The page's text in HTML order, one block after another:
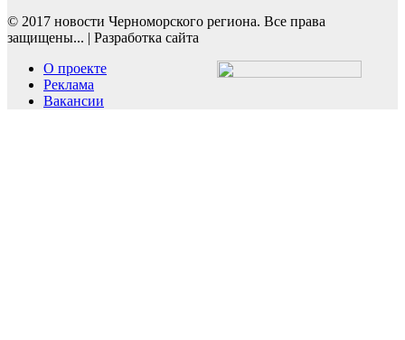
© 2017 новости Черноморского региона. Все права
защищены... | Разработка сайта
О проекте
Реклама
Вакансии